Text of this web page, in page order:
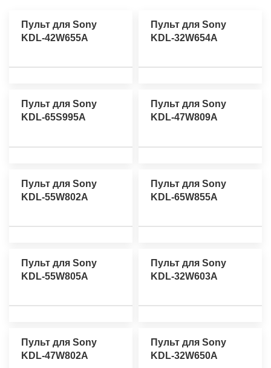
Пульт для Sony
KDL-42W655A
Пульт для Sony
KDL-32W654A
Пульт для Sony
KDL-65S995A
Пульт для Sony
KDL-47W809A
Пульт для Sony
KDL-55W802A
Пульт для Sony
KDL-65W855A
Пульт для Sony
KDL-55W805A
Пульт для Sony
KDL-32W603A
Пульт для Sony
KDL-47W802A
Пульт для Sony
KDL-32W650A